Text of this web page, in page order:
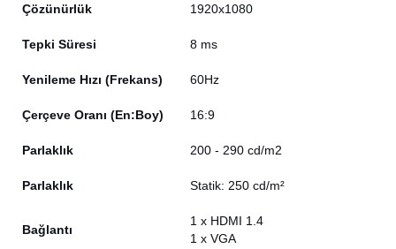
Çözünürlük 1920x1080
Tepki Süresi 8 ms
Yenileme Hızı (Frekans) 60Hz
Çerçeve Oranı (En:Boy) 16:9
Parlaklık 200 - 290 cd/m2
Parlaklık Statik: 250 cd/m²
Bağlantı
1 x HDMI 1.4
1 x VGA